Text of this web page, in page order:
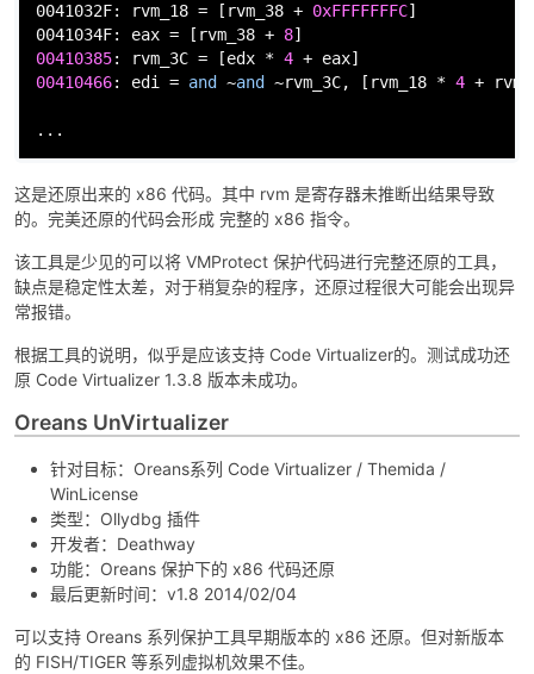
0041032F: rvm_18 = [rvm_38 + 0xFFFFFFFC]
0041034F: eax = [rvm_38 + 8
00410385: rvm_3C = [edx * 4 + eax
00410466: edi = and ~and ~rvm_3C, [rvm_18 * 4 +
...
这是还原出来的 x86 代码。其中 rvm 是寄存器未推断出结果导致
的。完美还原的代码会形成 完整的 x86 指令。
该工具是少见的可以将 VMProtect 保护代码进行完整还原的工具，
缺点是稳定性太差，对于稍复杂的程序，还原过程很大可能会出现异
常报错。
根据工具的说明，似乎是应该支持 Code Virtualizer的。测试成功还
原 Code Virtualizer 1.3.8 版本未成功。
Oreans UnVirtualizer
针对目标：Oreans系列 Code Virtualizer / Themida /
WinLicense
类型：Ollydbg 插件
开发者：Deathway
功能：Oreans 保护下的 x86 代码还原
最后更新时间：v1.8 2014/02/04
可以支持 Oreans 系列保护工具早期版本的 x86 还原。但对新版本
的 FISH/TIGER 等系列虚拟机效果不佳。